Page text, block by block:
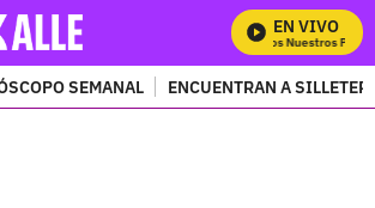
EN VIVO
Mira Todos Nuestros
SEMANAL ENCUENTRAN A